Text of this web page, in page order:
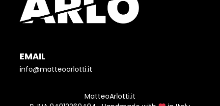
EMAIL
info@matteoarlotti.it
MatteoArlotti.it